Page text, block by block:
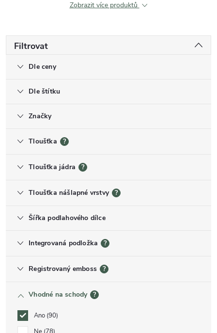
Zobrazit více produktů
Filtrovat
Dle ceny
Dle štítku
Značky
Tloušťka ?
Tloušťka jádra ?
Tloušťka nášlapné vrstvy ?
Šířka podlahového dílce
Integrovaná podložka ?
Registrovaný emboss ?
Vhodné na schody ?
Ano 90